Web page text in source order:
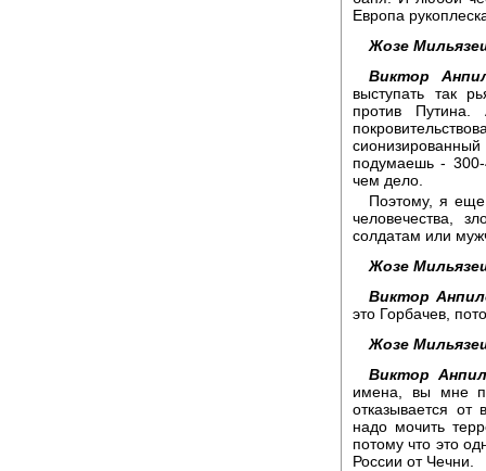
Европа
Жозе
Виктор
выступать так
против
подумаешь -
чем дело.
Поэтому, я еще
человечества,
солдатам или
Жозе
Виктор
это Горбачев,
Жозе
Виктор
имена, вы мне
отказывается
надо мочить
потому что это
России от Чечни.